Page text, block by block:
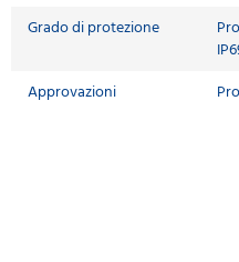
Grado di protezione
Approvazioni